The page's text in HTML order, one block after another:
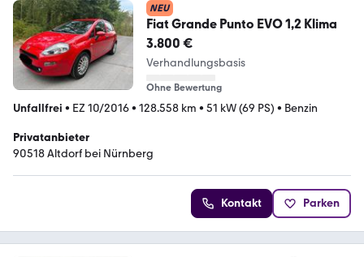
NEU
Fiat Grande Punto EVO 1,2 Klima
3.800 €
Verhandlungsbasis
Ohne Bewertung
Unfallfrei • EZ 10/2016• 128.558 km • 51 kW (69 PS) • Benzin
Privatanbieter
90518 Altdorf bei Nürnberg
Kontakt Parken